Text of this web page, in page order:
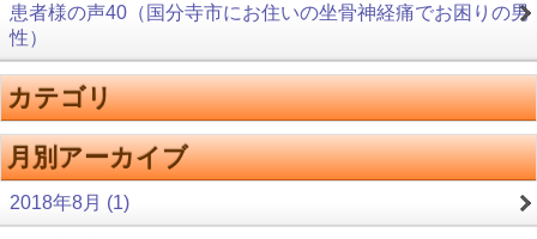
患者様の声40（国分寺市にお住いの坐骨神経痛でお困りの男
性）
カテゴリ
月別アーカイブ
2018年8月 (1)